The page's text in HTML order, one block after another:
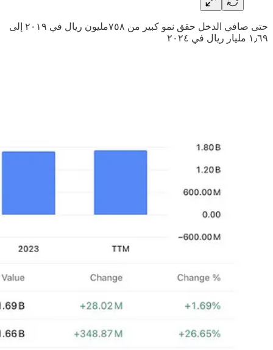
حتى صافي الدخل حقق نمو كبير من ٧٥٨مليون ريال في ٢٠١٩ إلى
١٫٦٩ مليار ريال في ٢٠٢٤